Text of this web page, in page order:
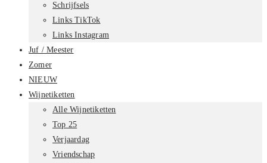
Schrijfsels
Links TikTok
Links Instagram
Juf / Meester
Zomer
NIEUW
Wijnetiketten
Alle Wijnetiketten
Top 25
Verjaardag
Vriendschap